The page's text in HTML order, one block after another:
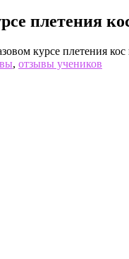
плетения
курсе плетения
, отзывы учеников